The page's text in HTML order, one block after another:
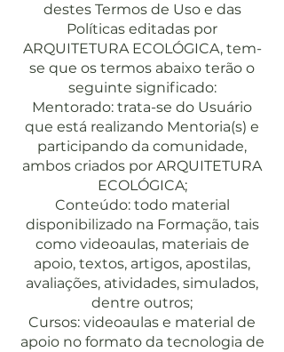
destes Termos de Uso e das
Políticas editadas por
ARQUITETURA ECOLÓGICA, tem-
se que os termos abaixo terão o
seguinte significado:
Mentorado: trata-se do Usuário
que está realizando Mentoria(s) e
participando da comunidade,
ambos criados por ARQUITETURA
ECOLÓGICA;
Conteúdo: todo material
disponibilizado na Formação, tais
como videoaulas, materiais de
apoio, textos, artigos, apostilas,
avaliações, atividades, simulados,
dentre outros;
Cursos: videoaulas e material de
apoio no formato da tecnologia de